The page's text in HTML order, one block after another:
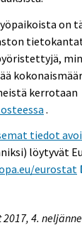
on
kerrotaan
.
tiedot
löytyvät
eurostat
4.